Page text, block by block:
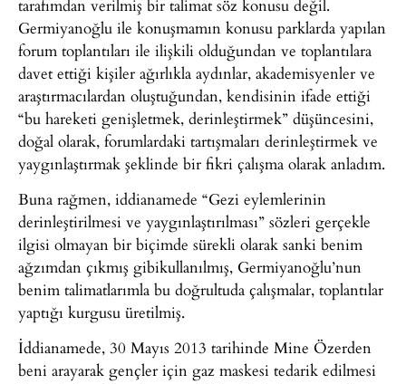
tarafımdan verilmiş bir talimat söz konusu değil.
Germiyanoğlu ile konuşmamın konusu parklarda yapılan
forum toplantıları ile ilişkili olduğundan ve toplantılara
davet ettiği kişiler ağırlıkla aydınlar, akademisyenler ve
araştırmacılardan oluştuğundan, kendisinin ifade ettiği
“bu hareketi genişletmek, derinleştirmek” düşüncesini,
doğal olarak, forumlardaki tartışmaları derinleştirmek ve
yaygınlaştırmak şeklinde bir fikri çalışma olarak anladım.
Buna rağmen, iddianamede “Gezi eylemlerinin
derinleştirilmesi ve yaygınlaştırılması” sözleri gerçekle
ilgisi olmayan bir biçimde sürekli olarak sanki benim
ağzımdan çıkmış gibikullanılmış, Germiyanoğlu’nun
benim talimatlarımla bu doğrultuda çalışmalar, toplantılar
yaptığı kurgusu üretilmiş.
İddianamede, 30 Mayıs 2013 tarihinde Mine Özerden
beni arayarak gençler için gaz maskesi tedarik edilmesi